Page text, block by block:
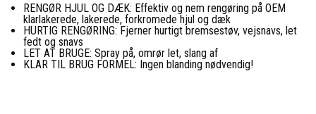
RENGØR HJUL OG DÆK: Effektiv og nem rengøring på OEM
klarlakerede, lakerede, forkromede hjul og dæk
HURTIG RENGØRING: Fjerner hurtigt bremsestøv, vejsnavs, let
fedt og snavs
LET AT BRUGE: Spray på, omrør let, slang af
KLAR TIL BRUG FORMEL: Ingen blanding nødvendig!